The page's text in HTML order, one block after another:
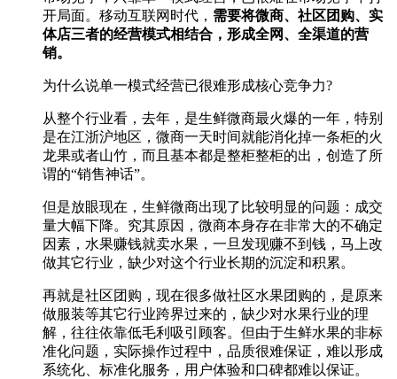
开局面。移动互联网时代， 需要将微商、社区团购、实
体店三者的经营模式相结合，形成全网、全渠道的营
销。
为什么说单一模式经营已很难形成核心竞争力?
从整个行业看，去年，是生鲜微商最火爆的一年，特别
是在江浙沪地区，微商一天时间就能消化掉一条柜的火
龙果或者山竹，而且基本都是整柜整柜的出，创造了所
谓的“销售神话”。
但是放眼现在，生鲜微商出现了比较明显的问题：成交
量大幅下降。究其原因，微商本身存在非常大的不确定
因素，水果赚钱就卖水果，一旦发现赚不到钱，马上改
做其它行业，缺少对这个行业长期的沉淀和积累。
再就是社区团购，现在很多做社区水果团购的，是原来
做服装等其它行业跨界过来的，缺少对水果行业的理
解，往往依靠低毛利吸引顾客。但由于生鲜水果的非标
准化问题，实际操作过程中，品质很难保证，难以形成
系统化、标准化服务，用户体验和口碑都难以保证。